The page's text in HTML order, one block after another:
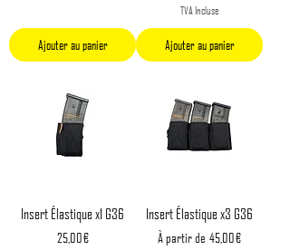
Ajouter au panier
TVA Incluse
Ajouter au panier
Insert Élastique x1 G36
Prix
25,00 €
Insert Élastique x3 G36
À partir de
Prix original45,00 €
Prix promotionnel